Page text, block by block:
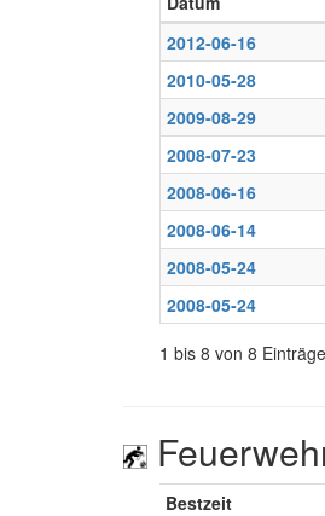
2012-06-16
2010-05-28
2009-08-29
2008-07-23
2008-06-16
2008-06-14
2008-05-24
2008-05-24
1 bis 8 von 8
Bestzeit